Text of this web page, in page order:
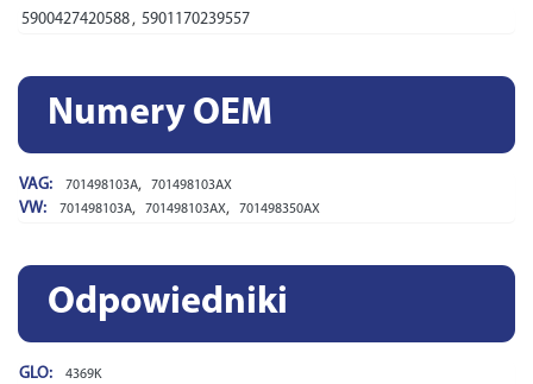
5900427420588 , 5901170239557
Numery OEM
VAG: 701498103A, 701498103AX
VW: 701498103A, 701498103AX, 701498350AX
Odpowiedniki
GLO: 4369K